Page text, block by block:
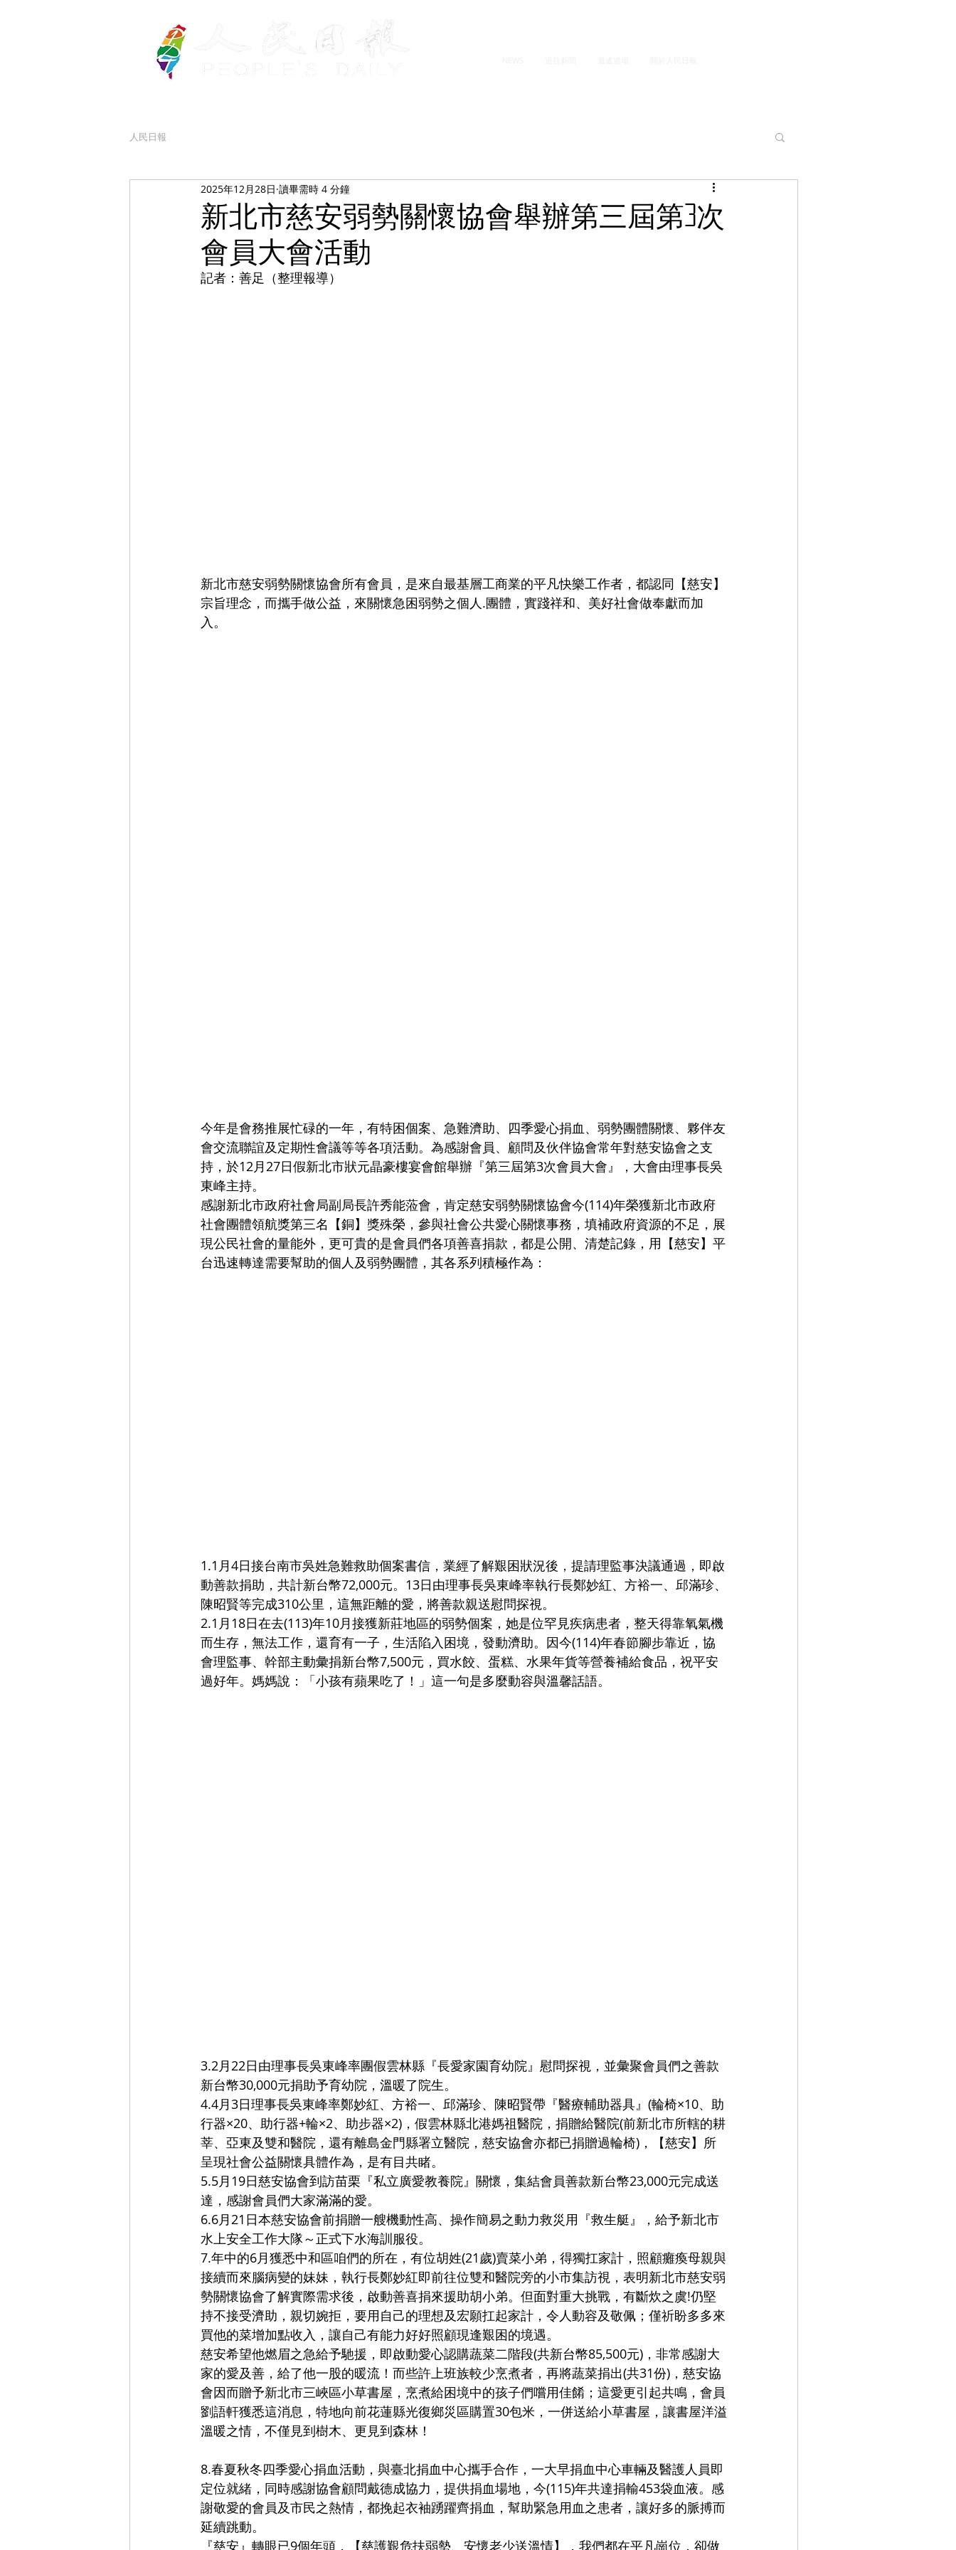
人民日報
新北市慈安弱勢關懷協會舉辦第三屆第3次
會員大會活動
2025年12月28日 讀畢需時 4 分鐘
記者：善足（整理報導）
新北市慈安弱勢關懷協會所有會員，是來自最基層工商業的平凡快樂工作者，都認同【慈安】
宗旨理念，而攜手做公益，來關懷急困弱勢之個人.團體，實踐祥和、美好社會做奉獻而加
入。
今年是會務推展忙碌的一年，有特困個案、急難濟助、四季愛心捐血、弱勢團體關懷、夥伴友
會交流聯誼及定期性會議等等各項活動。為感謝會員、顧問及伙伴協會常年對慈安協會之支
持，於12月27日假新北市狀元晶豪樓宴會館舉辦『第三屆第3次會員大會』，大會由理事長吳
東峰主持。
感謝新北市政府社會局副局長許秀能蒞會，肯定慈安弱勢關懷協會今(114)年榮獲新北市政府
社會團體領航獎第三名【銅】獎殊榮，參與社會公共愛心關懷事務，填補政府資源的不足，展
現公民社會的量能外，更可貴的是會員們各項善喜捐款，都是公開、清楚記錄，用【慈安】平
台迅速轉達需要幫助的個人及弱勢團體，其各系列積極作為：
1.1月4日接台南市吳姓急難救助個案書信，業經了解艱困狀況後，提請理監事決議通過，即啟
動善款捐助，共計新台幣72‚000元。13日由理事長吳東峰率執行長鄭妙紅、方裕一、邱滿珍、
陳昭賢等完成310公里，這無距離的愛，將善款親送慰問探視。
2.1月18日在去(113)年10月接獲新莊地區的弱勢個案，她是位罕見疾病患者，整天得靠氧氣機
而生存，無法工作，還育有一子，生活陷入困境，發動濟助。因今(114)年春節腳步靠近，協
會理監事、幹部主動彙捐新台幣7‚500元，買水餃、蛋糕、水果年貨等營養補給食品，祝平安
過好年。媽媽說：「小孩有蘋果吃了！」這一句是多麼動容與溫馨話語。
3.2月22日由理事長吳東峰率團假雲林縣『長愛家園育幼院』慰問探視，並彙聚會員們之善款
新台幣30‚000元捐助予育幼院，溫暖了院生。
4.4月3日理事長吳東峰率鄭妙紅、方裕一、邱滿珍、陳昭賢帶『醫療輔助器具』(輪椅×10、助
行器×20、助行器+輪×2、助步器×2)，假雲林縣北港媽祖醫院，捐贈給醫院(前新北市所轄的耕
莘、亞東及雙和醫院，還有離島金門縣署立醫院，慈安協會亦都已捐贈過輪椅)，【慈安】所
呈現社會公益關懷具體作為，是有目共睹。
5.5月19日慈安協會到訪苗栗『私立廣愛教養院』關懷，集結會員善款新台幣23‚000元完成送
達，感謝會員們大家滿滿的愛。
6.6月21日本慈安協會前捐贈一艘機動性高、操作簡易之動力救災用『救生艇』，給予新北市
水上安全工作大隊～正式下水海訓服役。
7.年中的6月獲悉中和區咱們的所在，有位胡姓(21歲)賣菜小弟，得獨扛家計，照顧癱瘓母親與
接續而來腦病變的妹妹，執行長鄭妙紅即前往位雙和醫院旁的小市集訪視，表明新北市慈安弱
勢關懷協會了解實際需求後，啟動善喜捐來援助胡小弟。但面對重大挑戰，有斷炊之虞!仍堅
持不接受濟助，親切婉拒，要用自己的理想及宏願扛起家計，令人動容及敬佩；僅祈盼多多來
買他的菜增加點收入，讓自己有能力好好照顧現逢艱困的境遇。
慈安希望他燃眉之急給予馳援，即啟動愛心認購蔬菜二階段(共新台幣85‚500元)，非常感謝大
家的愛及善，給了他一股的暖流！而些許上班族較少烹煮者，再將蔬菜捐出(共31份)，慈安協
會因而贈予新北市三峽區小草書屋，烹煮給困境中的孩子們嚐用佳餚；這愛更引起共鳴，會員
劉語軒獲悉這消息，特地向前花蓮縣光復鄉災區購置30包米，一併送給小草書屋，讓書屋洋溢
溫暖之情，不僅見到樹木、更見到森林！
8.春夏秋冬四季愛心捐血活動，與臺北捐血中心攜手合作，一大早捐血中心車輛及醫護人員即
定位就緒，同時感謝協會顧問戴德成協力，提供捐血場地，今(115)年共達捐輸453袋血液。感
謝敬愛的會員及市民之熱情，都挽起衣袖踴躍齊捐血，幫助緊急用血之患者，讓好多的脈搏而
延續跳動。
『慈安』轉眼已9個年頭，【慈護艱危扶弱勢、安懷老少送溫情】，我們都在平凡崗位，卻做